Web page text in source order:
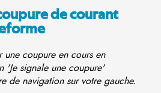
de courant
une coupure en cours en
'Je signale une coupure'
de navigation sur votre gauche.